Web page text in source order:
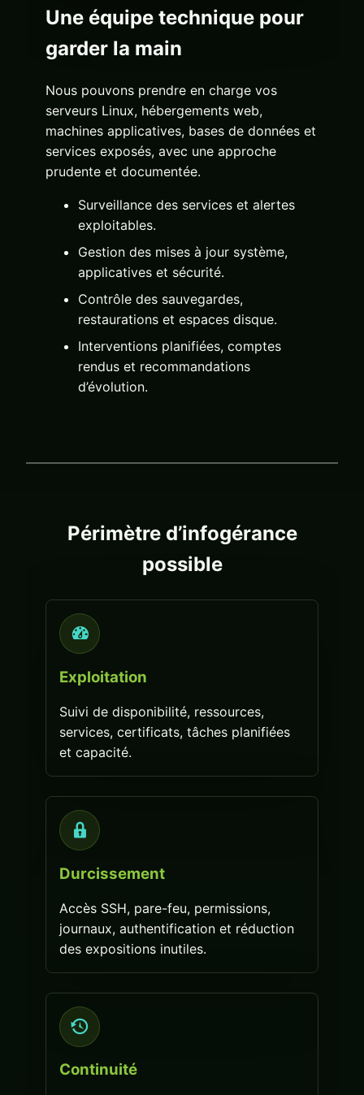
Une équipe technique pour
garder la main
Nous pouvons prendre en charge vos
serveurs Linux, hébergements web,
machines applicatives, bases de données et
services exposés, avec une approche
prudente et documentée.
Surveillance des services et alertes
exploitables.
Gestion des mises à jour système,
applicatives et sécurité.
Contrôle des sauvegardes,
restaurations et espaces disque.
Interventions planifiées, comptes
rendus et recommandations
d’évolution.
Périmètre d’infogérance
possible
Exploitation
Suivi de disponibilité, ressources,
services, certificats, tâches planifiées
et capacité.
Durcissement
Accès SSH, pare-feu, permissions,
journaux, authentification et réduction
des expositions inutiles.
Continuité